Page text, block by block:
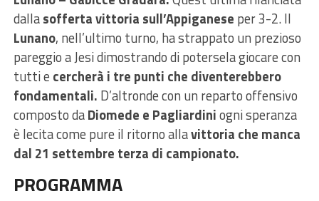
dallasofferta vittoria sull’Appiganese per 3-2. Il
Lunano, nell’ultimo turno, ha strappato un prezioso
pareggio a Jesi dimostrando di potersela giocare con
tutti e cercherà i tre punti che diventerebbero
fondamentali. D’altronde con un reparto offensivo
composto daDiomede e Pagliardiniogni speranza
è lecita come pure il ritorno allavittoria che manca
dal 21 settembre terza di campionato.
PROGRAMMA